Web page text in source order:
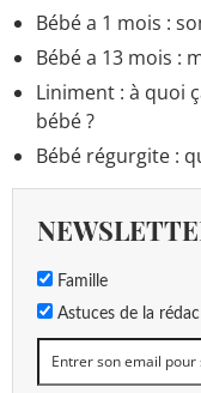
Bébé a 1 mois :
Bébé a 13 mois :
Liniment : à quoi
bébé ?
Bébé régurgite :
Famille
Astuces de la rédac